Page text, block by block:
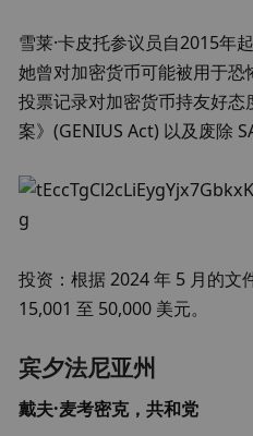
雪莱·卡皮托参议员自2015年
她曾对加密货币可能被用于
投票记录对加密货币持友好态
案》(GENIUS Act) 以及废除
投资：根据 2024 年 5 月的文
15,001 至 50,000 美元。
宾夕法尼亚州
戴夫·麦考密克，共和党